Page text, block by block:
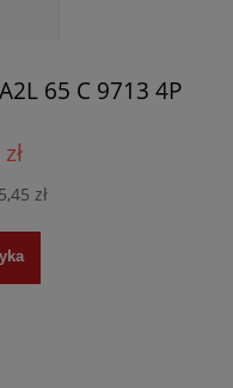
65 C 9713 4P
zł